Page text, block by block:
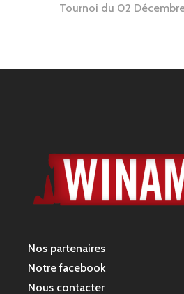
l’article
Tournoi du 02
Nos partenaires
Notre facebook
Nous contacter